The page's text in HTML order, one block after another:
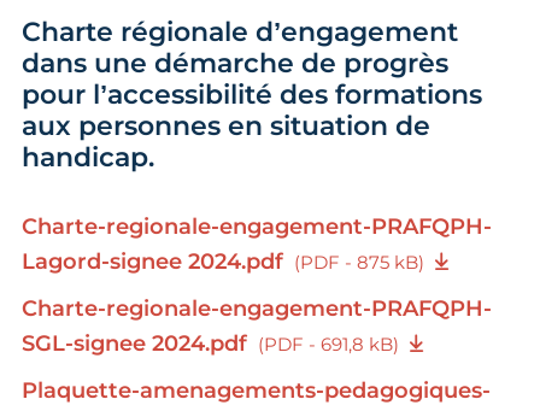
Charte régionale d’engagement
dans une démarche de progrès
pour l’accessibilité des formations
aux personnes en situation de
handicap.
Charte-regionale-engagement-PRAFQPH-
Lagord-signee 2024.pdf (PDF - 875 kB)
Charte-regionale-engagement-PRAFQPH-
SGL-signee 2024.pdf (PDF - 691,8 kB)
Plaquette-amenagements-pedagogiques-